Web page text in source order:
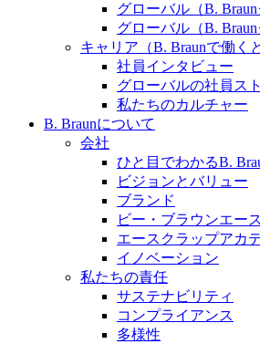
製品ポートフォリオ​
こちらの製品ポートフォリオか
膝関節の構造とその疾患
身体の中で最も大きい関節で
採用情報
ビー・ブラウンエースクラッﾌ
グローバル（B.
グローバル（B.
キャリア（B. Braunで働く
社員インタビュー
グローバルの社員ス
私たちのカルチャー
B. Braunについて
会社
ひと目でわかるB.
ビジョンとバリュー
ブランド
ビー・ブラウンエー
エースクラップアカ
イノベーション
私たちの責任
サステナビリティ
コンプライアンス
多様性